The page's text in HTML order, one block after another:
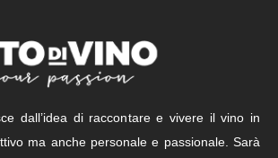
dall’idea di raccontare e vivere il vino in
ma anche personale e passionale. Sarà